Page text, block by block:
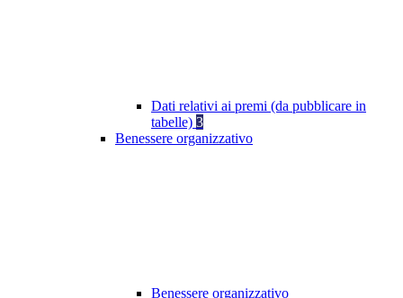
Dati relativi ai premi (da pubblicare in
tabelle) 3
Benessere organizzativo
Benessere organizzativo